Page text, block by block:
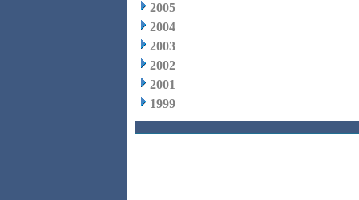
2005
2004
2003
2002
2001
1999